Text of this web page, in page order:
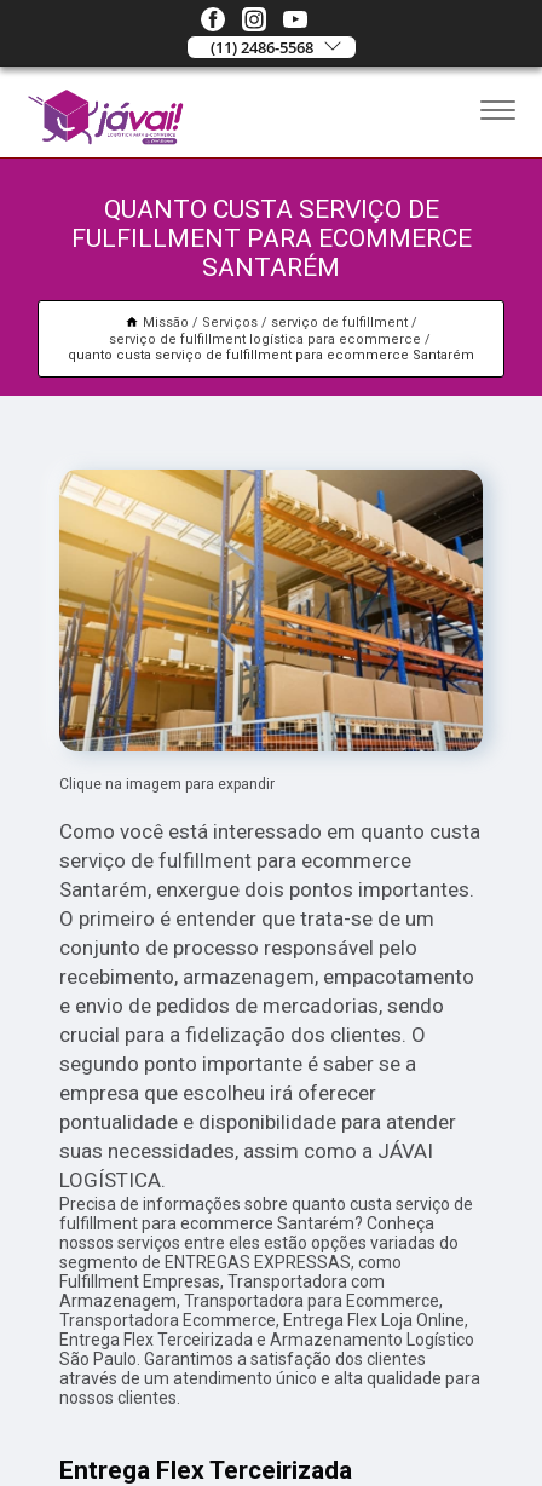
(11) 2486-5568
QUANTO CUSTA SERVIÇO DE
FULFILLMENT PARA ECOMMERCE
SANTARÉM
Missão Serviços
serviço de fulfillment
serviço de fulfillment logística para ecommerce
quanto custa serviço de fulfillment para ecommerce Santarém
Clique na imagem para expandir
Como você está interessado em quanto custa
serviço de fulfillment para ecommerce
Santarém, enxergue dois pontos importantes.
O primeiro é entender que trata-se de um
conjunto de processo responsável pelo
recebimento, armazenagem, empacotamento
e envio de pedidos de mercadorias, sendo
crucial para a fidelização dos clientes. O
segundo ponto importante é saber se a
empresa que escolheu irá oferecer
pontualidade e disponibilidade para atender
suas necessidades, assim como a JÁVAI
LOGÍSTICA.
Precisa de informações sobre quanto custa serviço de
fulfillment para ecommerce Santarém? Conheça
nossos serviços entre eles estão opções variadas do
segmento de ENTREGAS EXPRESSAS, como
Fulfillment Empresas, Transportadora com
Armazenagem, Transportadora para Ecommerce,
Transportadora Ecommerce, Entrega Flex Loja Online,
Entrega Flex Terceirizada e Armazenamento Logístico
São Paulo. Garantimos a satisfação dos clientes
através de um atendimento único e alta qualidade para
nossos clientes.
Entrega Flex Terceirizada